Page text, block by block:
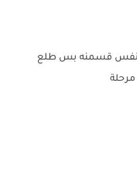
نفس قسمنه بس طلع
مرحلة